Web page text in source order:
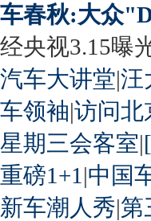
车春秋:大众
经央视3.15曝
汽车大讲堂|汪
车领袖|访问北
星期三会客室|
重磅1+1 |中国
新车潮人秀|第